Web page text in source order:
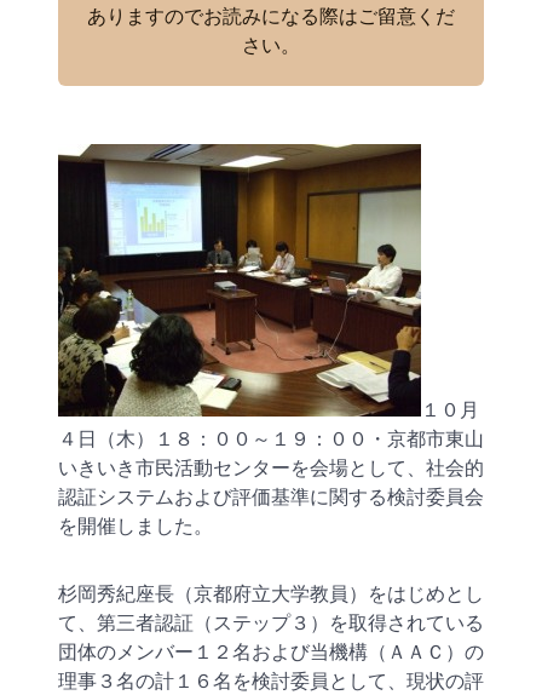
ありますのでお読みになる際はご留意くだ
さい。
１０月
４日（木）１８：００～１９：００・京都市東山
いきいき市民活動センターを会場として、社会的
認証システムおよび評価基準に関する検討委員会
を開催しました。
杉岡秀紀座長（京都府立大学教員）をはじめとし
て、第三者認証（ステップ３）を取得されている
団体のメンバー１２名および当機構（ＡＡＣ）の
理事３名の計１６名を検討委員として、現状の評